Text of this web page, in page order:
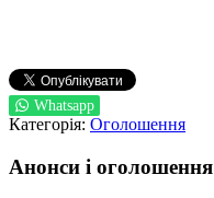
Whatsapp
Категорія: Оголошення
Анонси і оголошення